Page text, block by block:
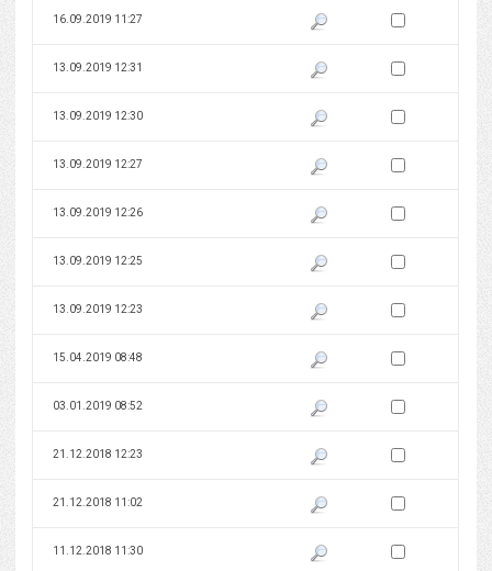
16.09.2019 11:27 Pokaż podgląd wersji z dnia
Zaznacz wersję do
13.09.2019 12:31 Pokaż podgląd wersji z dnia
Zaznacz wersję do
13.09.2019 12:30 Pokaż podgląd wersji z dnia
Zaznacz wersję do
13.09.2019 12:27 Pokaż podgląd wersji z dnia
Zaznacz wersję do
13.09.2019 12:26 Pokaż podgląd wersji z dnia
Zaznacz wersję do
13.09.2019 12:25 Pokaż podgląd wersji z dnia
Zaznacz wersję do
13.09.2019 12:23 Pokaż podgląd wersji z dnia
Zaznacz wersję do
15.04.2019 08:48 Pokaż podgląd wersji z dnia
Zaznacz wersję do
03.01.2019 08:52 Pokaż podgląd wersji z dnia
Zaznacz wersję do
21.12.2018 12:23 Pokaż podgląd wersji z dnia
Zaznacz wersję do
21.12.2018 11:02 Pokaż podgląd wersji z dnia
Zaznacz wersję do
11.12.2018 11:30 Pokaż podgląd wersji z dnia
Zaznacz wersję do